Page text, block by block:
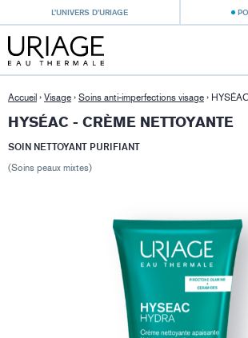
L’UNIVERS D’URIAGE
Accueil › Visage › Soins anti-imperfections visage ›
HYSÉAC - CRÈME NETTOYANTE
SOIN NETTOYANT PURIFIANT
(Soins peaux mixtes)